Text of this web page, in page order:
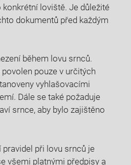
loviště. Je důležité​
dokumentů před každým
během lovu srnců.
pouze v​ určitých
vyhlašovacími
Dále se také ‌požaduje
srnce, aby bylo zajištěno
při lovu srnců je
všemi platnými předpisy a